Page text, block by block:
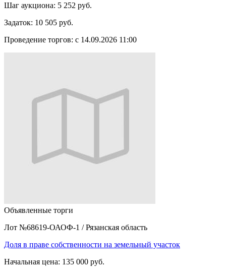
Шаг аукциона: 5 252 руб.
Задаток: 10 505 руб.
Проведение торгов: с 14.09.2026 11:00
Объявленные торги
Лот №68619-ОАОФ-1 / Рязанская область
Доля в праве собственности на земельный участок
Начальная цена: 135 000 руб.